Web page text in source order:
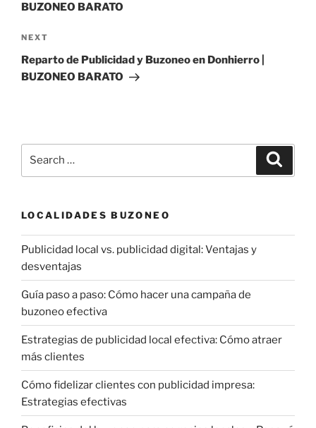
BUZONEO BARATO
Next
Post
NEXT
Reparto de Publicidad y Buzoneo en Donhierro |
BUZONEO BARATO
LOCALIDADES BUZONEO
Publicidad local vs. publicidad digital: Ventajas y
desventajas
Guía paso a paso: Cómo hacer una campaña de
buzoneo efectiva
Estrategias de publicidad local efectiva: Cómo atraer
más clientes
Cómo fidelizar clientes con publicidad impresa:
Estrategias efectivas